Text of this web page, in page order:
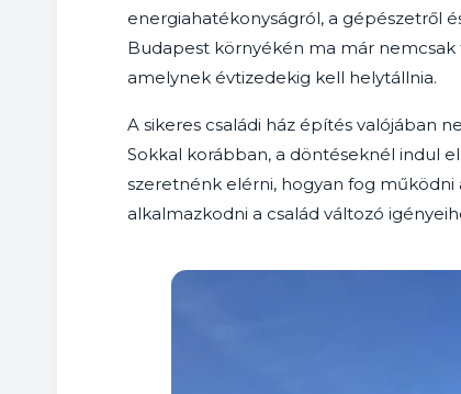
energiahatékonyságról, a gépészetről
Budapest környékén ma már nemcsak
amelynek évtizedekig kell helytállnia.
A sikeres családi ház építés valójában
Sokkal korábban, a döntéseknél indul
szeretnénk elérni, hogyan fog
alkalmazkodni a család változó